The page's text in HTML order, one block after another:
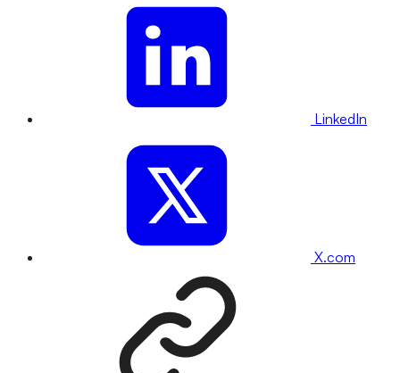
LinkedIn
X.com